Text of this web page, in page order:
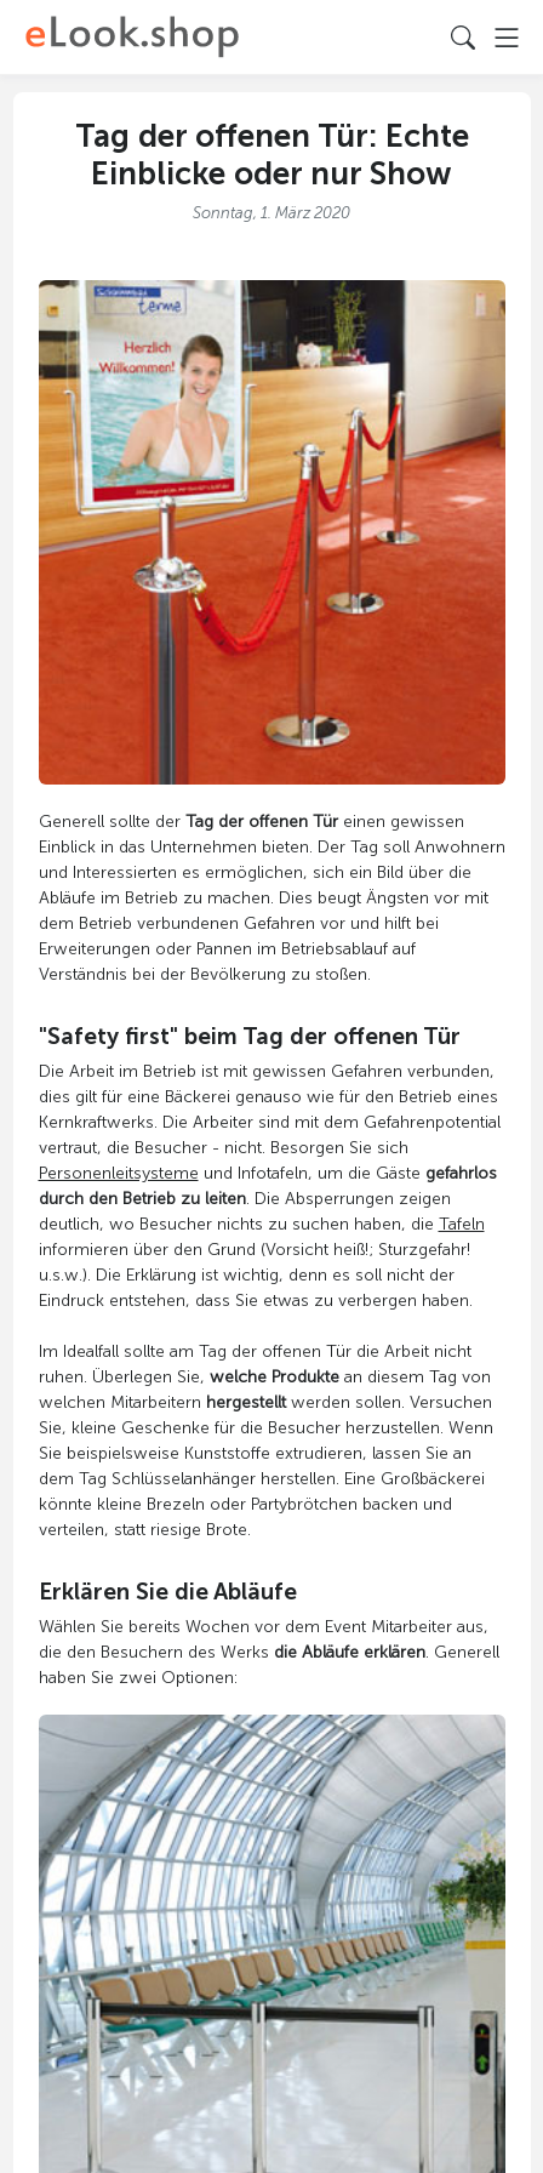
Tag der offenen Tür: Echte
Einblicke oder nur Show
Sonntag, 1. März 2020
Generell sollte der Tag der offenen Türeinen gewissen
Einblick in das Unternehmen bieten. Der Tag soll Anwohnern
und Interessierten es ermöglichen, sich ein Bild über die
Abläufe im Betrieb zu machen. Dies beugt Ängsten vor mit
dem Betrieb verbundenen Gefahren vor und hilft bei
Erweiterungen oder Pannen im Betriebsablauf auf
Verständnis bei der Bevölkerung zu stoßen.
"Safety first" beim Tag der offenen Tür
Die Arbeit im Betrieb ist mit gewissen Gefahren verbunden,
dies gilt für eine Bäckerei genauso wie für den Betrieb eines
Kernkraftwerks. Die Arbeiter sind mit dem Gefahrenpotential
vertraut, die Besucher - nicht. Besorgen Sie sich
Personenleitsysteme und Infotafeln, um die Gäste gefahrlos
durch den Betrieb zu leiten. Die Absperrungen zeigen
deutlich, wo Besucher nichts zu suchen haben, die Tafeln
informieren über den Grund (Vorsicht heiß!; Sturzgefahr!
u.s.w.). Die Erklärung ist wichtig, denn es soll nicht der
Eindruck entstehen, dass Sie etwas zu verbergen haben.
Im Idealfall sollte am Tag der offenen Tür die Arbeit nicht
ruhen. Überlegen Sie, welche Produktean diesem Tag von
welchen Mitarbeitern hergestelltwerden sollen. Versuchen
Sie, kleine Geschenke für die Besucher herzustellen. Wenn
Sie beispielsweise Kunststoffe extrudieren, lassen Sie an
dem Tag Schlüsselanhänger herstellen. Eine Großbäckerei
könnte kleine Brezeln oder Partybrötchen backen und
verteilen, statt riesige Brote.
Erklären Sie die Abläufe
Wählen Sie bereits Wochen vor dem Event Mitarbeiter aus,
die den Besuchern des Werks die Abläufe erklären. Generell
haben Sie zwei Optionen: